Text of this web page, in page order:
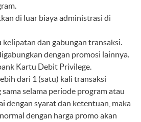
di luar biaya administrasi di
dan gabungan transaksi.
dengan promosi lainnya.
Kartu Debit Privilege.
dari 1 (satu) kali transaksi
selama periode program atau
dengan syarat dan ketentuan, maka
dengan harga promo akan